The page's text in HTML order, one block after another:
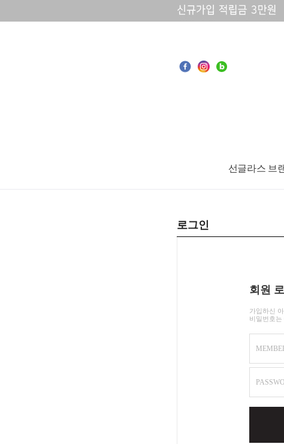
선글라스 브
로그인
회원
가입하신
비밀번호는